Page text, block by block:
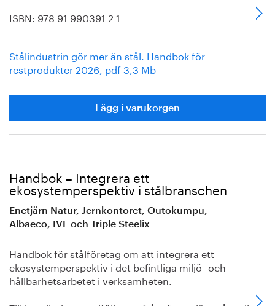
ISBN: 978 91 990391 2 1
Stålindustrin gör mer än stål. Handbok för
restprodukter 2026, pdf 3,3 Mb
Lägg i varukorgen
Handbok – Integrera ett
ekosystemperspektiv i stålbranschen
Enetjärn Natur, Jernkontoret, Outokumpu,
Albaeco, IVL och Triple Steelix
Handbok för stålföretag om att integrera ett
ekosystemperspektiv i det befintliga miljö- och
hållbarhetsarbetet i verksamheten.